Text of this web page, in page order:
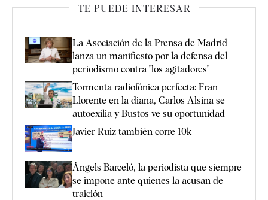
TE PUEDE INTERESAR
La Asociación de la Prensa de Madrid
lanza un manifiesto por la defensa del
periodismo contra "los agitadores"
Tormenta radiofónica perfecta: Fran
Llorente en la diana, Carlos Alsina se
autoexilia y Bustos ve su oportunidad
Javier Ruiz también corre 10k
Àngels Barceló, la periodista que siempre
se impone ante quienes la acusan de
traición